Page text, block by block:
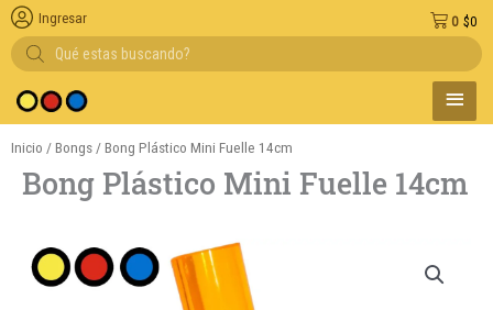
Búsqueda
de
productos
Entregas en el
$0
0
Ingresar
MENÚ
Inicio / Bongs / Bong Plástico Mini Fuelle 14cm
Bong Plástico Mini Fuelle 14cm